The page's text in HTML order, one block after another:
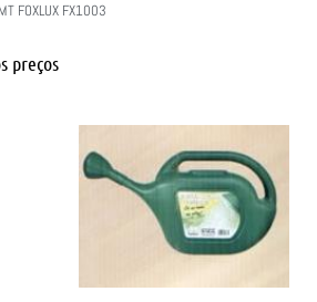
FOXLUX FX1003
preços